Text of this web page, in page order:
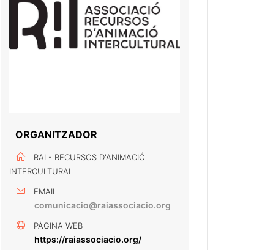
ORGANITZADOR
RAI - RECURSOS D'ANIMACIÓ
INTERCULTURAL
EMAIL
comunicacio@raiassociacio.org
PÀGINA WEB
https://raiassociacio.org/